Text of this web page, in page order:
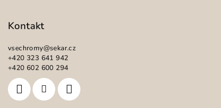
Kontakt
vsechromy@sekar.cz
+420 323 641 942
+420 602 600 294